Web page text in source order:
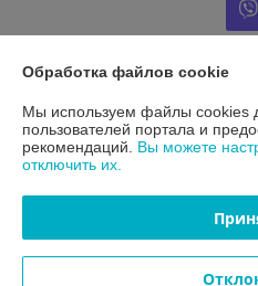
Юридическое лицо:Общество с
«Эксимпак»
220125, Республика Беларусь,
Регистрационный номер ЕГР:
Регистрационный орган: Минский
Обработка файлов cookie
Мы используем файлы cookies
пользователей портала и
рекомендаций. Вы можете
отключить их.